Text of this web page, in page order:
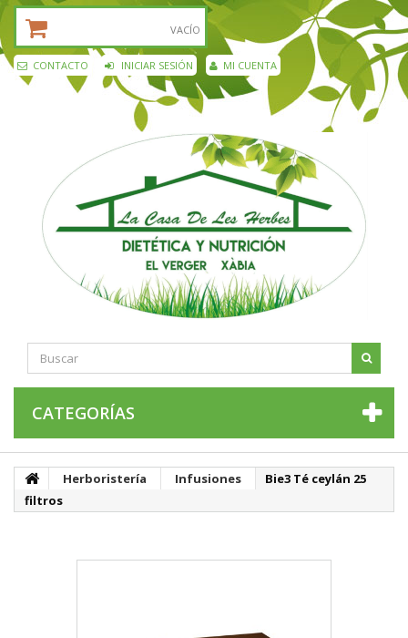
VACÍO
CONTACTO INICIAR SESIÓN MI CUENTA
CATEGORÍAS
Herboristería Infusiones
Bie3 Té ceylán 25
filtros